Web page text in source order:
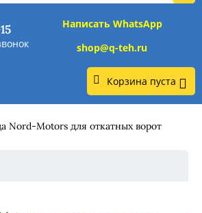
Написать WhatsApp
shop@q-teh.ru
Корзина пуста
Nord-Motors для откатных ворот